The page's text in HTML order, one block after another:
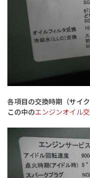
各項目の交換時期（サイ
この中のエンジンオイル